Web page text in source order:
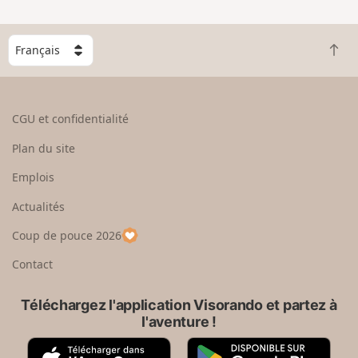
g
n
C
h
o
e
u
p
a
R
e
CGU et confidentialité
Plan du site
Emplois
Actualités
Coup de pouce 2026
Contact
Téléchargez l'application Visorando et partez à
l'aventure !
A
G